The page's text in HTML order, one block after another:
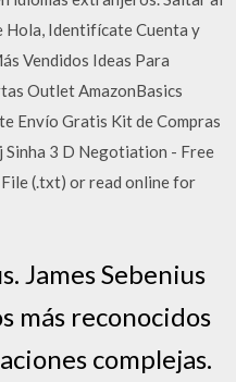
Hola, Identifícate Cuenta y
Vendidos Ideas Para
Outlet AmazonBasics
Envío Gratis Kit de Compras
3 D Negotiation - Free
(.txt) or read online for
James Sebenius
más reconocidos
complejas.